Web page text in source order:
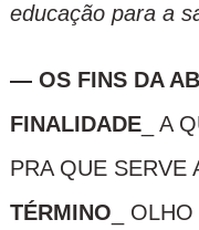
educação para a
— OS FINS DA
FINALIDADE_ A
PRA QUE SERVE
TÉRMINO _